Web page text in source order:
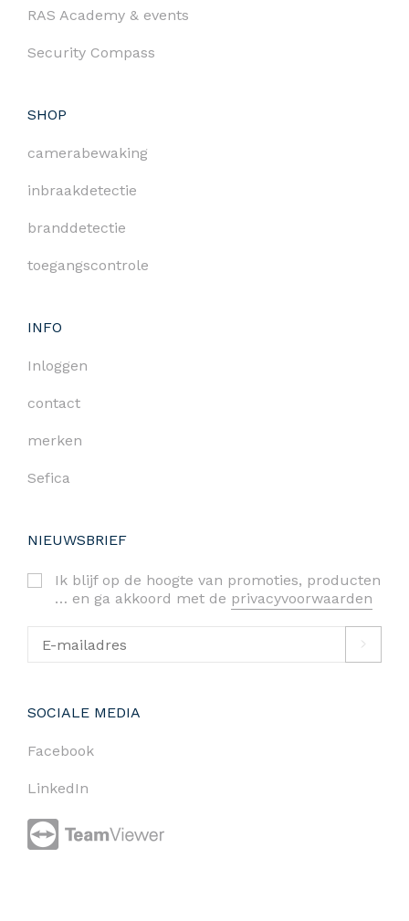
RAS Academy & events
Security Compass
SHOP
camerabewaking
inbraakdetectie
branddetectie
toegangscontrole
INFO
Inloggen
contact
merken
Sefica
NIEUWSBRIEF
Ik blijf op de hoogte van promoties, producten
… en ga akkoord met de privacyvoorwaarden
SOCIALE MEDIA
Facebook
LinkedIn